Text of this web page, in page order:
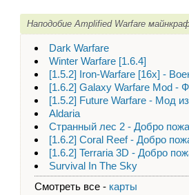
Наподобие Amplified Warfare
Dark Warfare
Winter Warfare [1.6.4]
[1.5.2] Iron-Warfare [16x] -
[1.6.2] Galaxy Warfare Mod -
[1.5.2] Future Warfare - Мод
Aldaria
Странный лес 2 - Добро
[1.6.2] Coral Reef - Добро
[1.6.2] Terraria 3D - Добро
Survival In The Sky
Смотреть все - карты